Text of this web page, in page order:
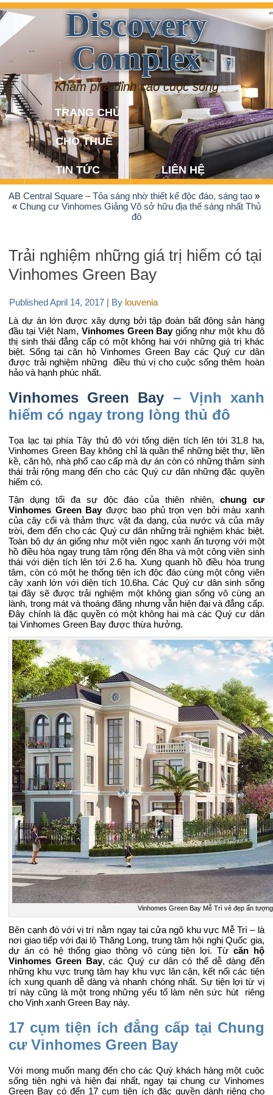
Discovery
Complex
Khám phá đỉnh cao cuộc sống
TRANG CHỦ
CHO THUÊ
TIN TỨC LIÊN HỆ
AB Central Square – Tỏa sáng nhờ thiết kế độc đáo, sáng tạo »
« Chung cư Vinhomes Giảng Võ sở hữu địa thế sáng nhất Thủ
đô
Trải nghiệm những giá trị hiếm có tại
Vinhomes Green Bay
Published April 14, 2017 | By louvenia
Là dự án lớn được xây dựng bởi tập đoàn bất động sản hàng
đầu tại Việt Nam, Vinhomes Green Baygiống như một khu đô
thị sinh thái đẳng cấp có một không hai với những giá trị khác
biệt. Sống tại căn hộ Vinhomes Green Bay các Quý cư dân
được trải nghiệm những điều thú vị cho cuộc sống thêm hoàn
hảo và hạnh phúc nhất.
Vinhomes Green Bay – Vịnh xanh
hiếm có ngay trong lòng thủ đô
Tọa lạc tại phía Tây thủ đô với tổng diện tích lên tới 31.8 ha,
Vinhomes Green Bay không chỉ là quần thể những biệt thự, liền
kề, căn hộ, nhà phố cao cấp mà dự án còn có những thảm sinh
thái trải rộng mang đến cho các Quý cư dân những đặc quyền
hiếm có.
Tận dụng tối đa sự độc đáo của thiên nhiên, chung cư
Vinhomes Green Bayđược bao phủ trọn vẹn bởi màu xanh
của cây cối và thảm thực vật đa dạng, của nước và của mây
trời, đem đến cho các Quý cư dân những trải nghiệm khác biệt.
Toàn bộ dự án giống như một viên ngọc xanh ấn tượng với một
hồ điều hòa ngay trung tâm rộng đến 8ha và một công viên sinh
thái với diện tích lên tới 2.6 ha. Xung quanh hồ điều hòa trung
tâm, còn có một hẹ thống tiện ích độc đáo cùng một công viên
cây xanh lớn với diện tích 10.6ha. Các Quý cư dân sinh sống
tại đây sẽ được trải nghiệm một không gian sống vô cùng an
lành, trong mát và thoáng đãng nhưng vẫn hiện đại và đẳng cấp.
Đây chính là đặc quyền có một không hai mà các Quý cư dân
tại Vinhomes Green Bay được thừa hưởng.
Vinhomes Green Bay Mễ Trì vẻ đẹp ấn tượng
Bên cạnh đó với vị trí nằm ngay tại cửa ngõ khu vực Mễ Trì – là
nơi giao tiếp với đại lộ Thăng Long, trung tâm hội nghị Quốc gia,
dự án có hệ thống giao thông vô cùng tiện lợi. Từ căn hộ
Vinhomes Green Bay, các Quý cư dân có thể dễ dàng đến
những khu vực trung tâm hay khu vực lân cận, kết nối các tiện
ích xung quanh dễ dàng và nhanh chóng nhất. Sự tiện lợi từ vị
trí này cũng là một trong những yếu tố làm nên sức hút riêng
cho Vịnh xanh Green Bay này.
17 cụm tiện ích đẳng cấp tại Chung
cư Vinhomes Green Bay
Với mong muốn mang đến cho các Quý khách hàng một cuộc
sống tiện nghi và hiện đại nhất, ngay tại chung cư Vinhomes
Green Bay có đến 17 cụm tiện ích đặc quyền dành riêng cho